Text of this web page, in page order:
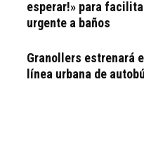
esperar!» para
urgente a baños
Granollers estrenará
línea urbana de